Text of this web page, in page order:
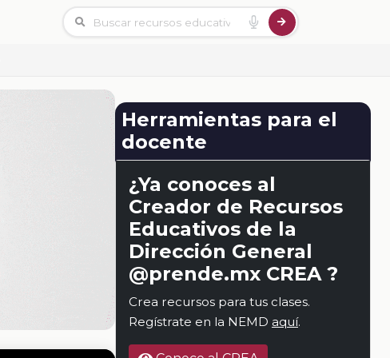
Herramientas para el
docente
¿Ya conoces al
Creador de Recursos
Educativos de la
Dirección General
@prende.mx CREA ?
Crea recursos para tus clases.
Regístrate en la NEMD aquí.